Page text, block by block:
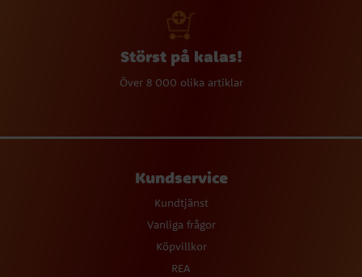
Störst på kalas!
Över 8 000 olika artiklar
Kundservice
Kundtjänst
Vanliga frågor
Köpvillkor
REA